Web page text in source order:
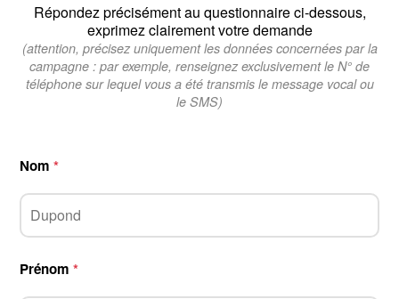
Répondez précisément au questionnaire ci-dessous,
exprimez clairement votre demande
(attention, précisez uniquement les données concernées par la
campagne : par exemple, renseignez exclusivement le N° de
téléphone sur lequel vous a été transmis le message vocal ou
le SMS)
Nom*
Prénom*